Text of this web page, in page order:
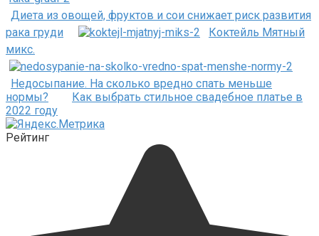
Диета из овощей, фруктов и сои снижает риск развития
рака груди
Коктейль Мятный
микс.
Недосыпание. На сколько вредно спать меньше
нормы?
Как выбрать стильное свадебное платье в
2022 году
Рейтинг